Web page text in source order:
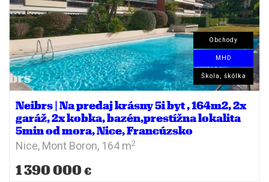
Obchody
MHD
Škola, škôlka
Neibrs | Na predaj krásny 5i byt , 164m2, 2x
garáž, 2x kobka, bazén,prestížna lokalita
5min od mora, Nice, Francúzsko
Nice, Mont Boron, 164 m2
1 390 000 €